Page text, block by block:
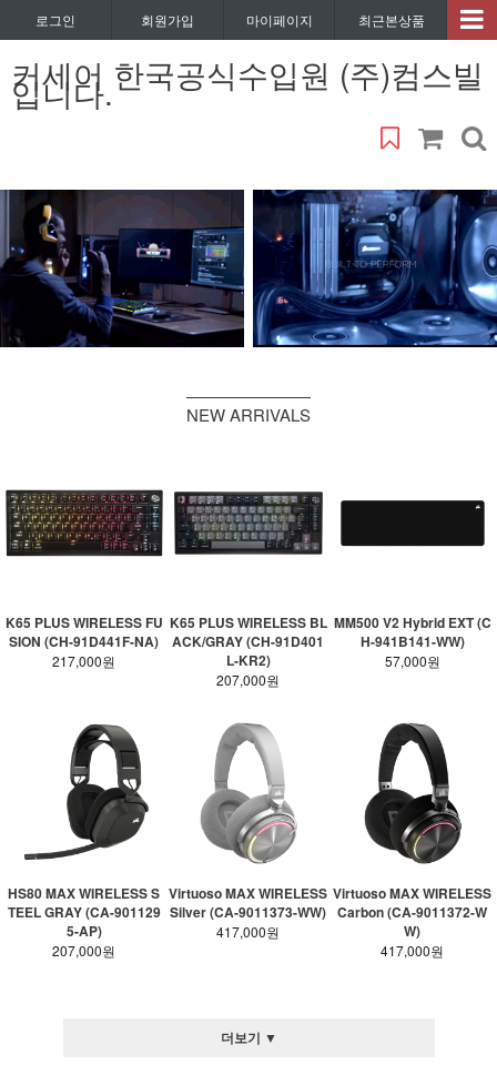
로그인 회원가입 마이페이지 최근본상품
커세어 한국공식수입원 (주)컴스빌
입니다.
NEW ARRIVALS
K65 PLUS WIRELESS FU
SION (CH-91D441F-NA)
217,000원
K65 PLUS WIRELESS BL
ACK/GRAY (CH-91D401
L-KR2)
207,000원
MM500 V2 Hybrid EXT (C
H-941B141-WW)
57,000원
HS80 MAX WIRELESS S
TEEL GRAY (CA-901129
5-AP)
207,000원
Virtuoso MAX WIRELESS
Silver (CA-9011373-WW)
417,000원
Virtuoso MAX WIRELESS
Carbon (CA-9011372-W
W)
417,000원
더보기 ▼